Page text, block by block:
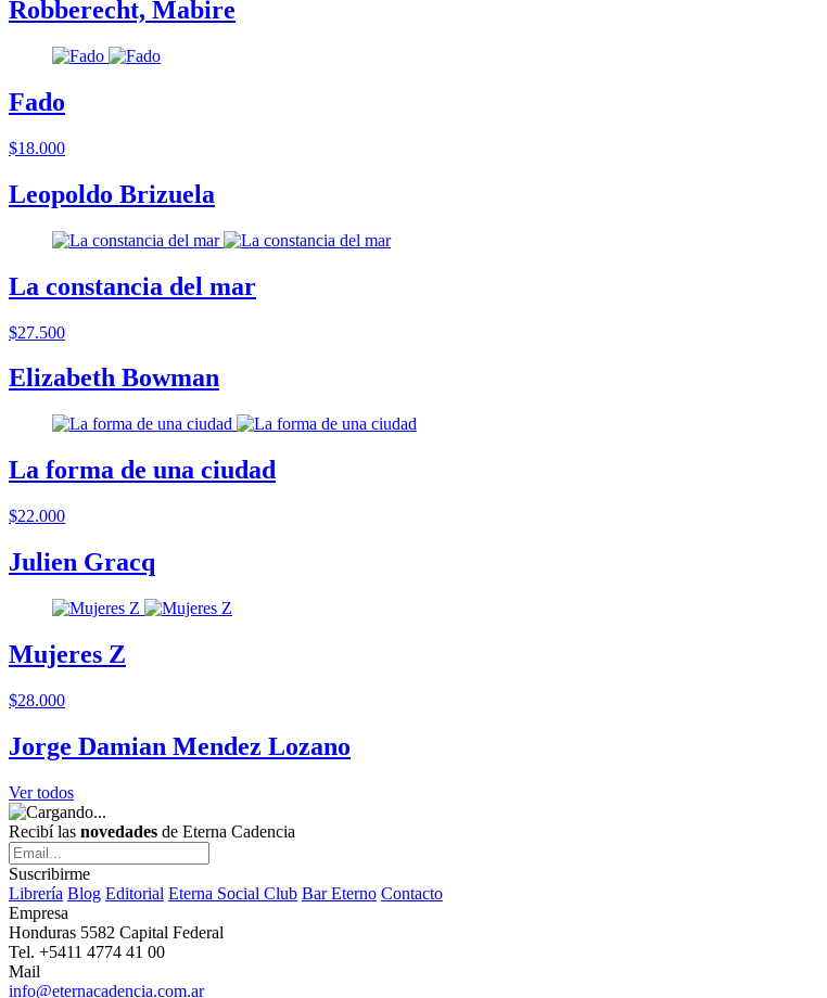
Robberecht, Mabire
Fado
$18.000
Leopoldo Brizuela
La constancia del mar
$27.500
Elizabeth Bowman
La forma de una ciudad
$22.000
Julien Gracq
Mujeres Z
$28.000
Jorge Damian Mendez Lozano
Ver todos
Recibí las novedades de Eterna Cadencia
Suscribirme
Librería Blog Editorial Eterna Social Club Bar Eterno Contacto
Empresa
Honduras 5582 Capital Federal
Tel. +5411 4774 41 00
Mail
info@eternacadencia.com.ar